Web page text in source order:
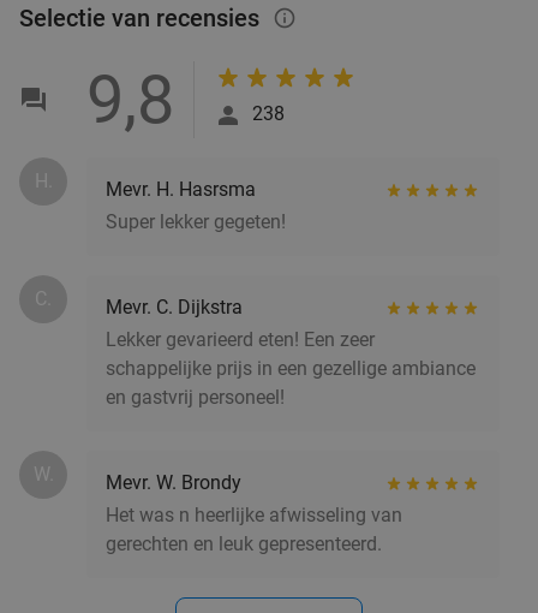
Selectie van recensies info_outlined
9,8 238
H.
Mevr. H. Hasrsma
Super lekker gegeten!
C.
Mevr. C. Dijkstra
Lekker gevarieerd eten! Een zeer
schappelijke prijs in een gezellige ambiance
en gastvrij personeel!
W.
Mevr. W. Brondy
Het was n heerlijke afwisseling van
gerechten en leuk gepresenteerd.